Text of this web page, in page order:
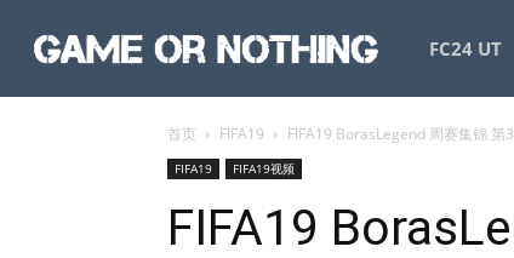
FC24 UT
首页 FIFA19 FIFA19 BorasLegend 周赛集锦 第
FIFA19 FIFA19视频
FIFA19